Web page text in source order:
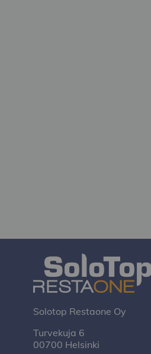
Solotop Restaone Oy
Turvekuja 6
00700 Helsinki